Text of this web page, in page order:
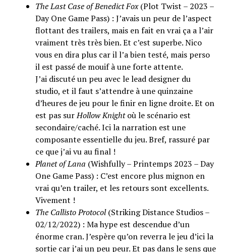
The Last Case of Benedict Fox(Plot Twist – 2023 –
Day One Game Pass) : J’avais un peur de l’aspect
flottant des trailers, mais en fait en vrai ça a l’air
vraiment très très bien. Et c’est superbe. Nico
vous en dira plus car il l’a bien testé, mais perso
il est passé de mouif à une forte attente.
J’ai discuté un peu avec le lead designer du
studio, et il faut s’attendre à une quinzaine
d’heures de jeu pour le finir en ligne droite. Et on
est pas surHollow Knightoù le scénario est
secondaire/caché. Ici la narration est une
composante essentielle du jeu. Bref, rassuré par
ce que j’ai vu au final !
Planet of Lana (Wishfully – Printemps 2023 – Day
One Game Pass) : C’est encore plus mignon en
vrai qu’en trailer, et les retours sont excellents.
Vivement !
The Callisto Protocol(Striking Distance Studios –
02/12/2022) : Ma hype est descendue d’un
énorme cran. J’espère qu’on reverra le jeu d’ici la
sortie car j’ai un peu peur. Et pas dans le sens que